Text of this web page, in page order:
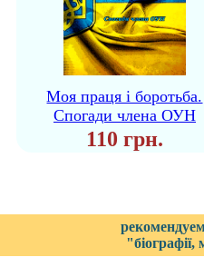
Моя праця і боротьба.
Спогади члена ОУН
110 грн.